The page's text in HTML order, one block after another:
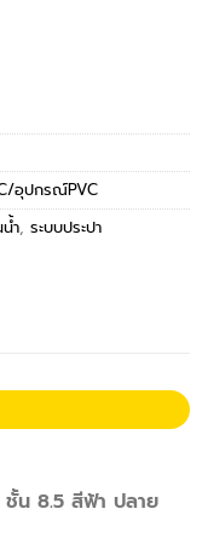
อุปกรณ์PVC
ำ, ระบบประปา
ชั้น 8.5 สีฟ้า ปลาย